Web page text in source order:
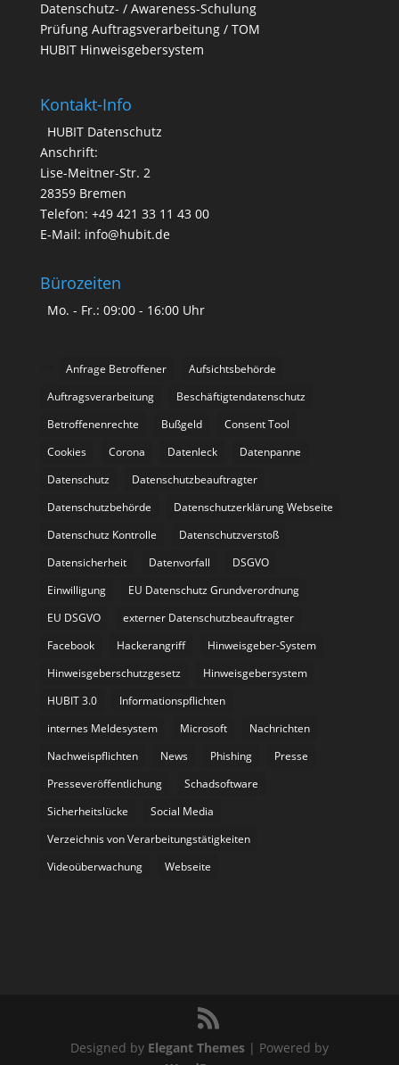
Datenschutz- / Awareness-Schulung
Prüfung Auftragsverarbeitung / TOM
HUBIT Hinweisgebersystem
Kontakt-Info
HUBIT Datenschutz
Anschrift:
Lise-Meitner-Str. 2
28359 Bremen
Telefon: +49 421 33 11 43 00
E-Mail: info@hubit.de
Bürozeiten
Mo. - Fr.: 09:00 - 16:00 Uhr
Anfrage Betroffener
Aufsichtsbehörde
Auftragsverarbeitung
Beschäftigtendatenschutz
Betroffenenrechte
Bußgeld
Consent Tool
Cookies
Corona Datenleck
Datenpanne
Datenschutz
Datenschutzbeauftragter
Datenschutzbehörde
Datenschutzerklärung Webseite
Datenschutz Kontrolle
Datenschutzverstoß
Datensicherheit
Datenvorfall
DSGVO
Einwilligung
EU Datenschutz Grundverordnung
EU DSGVO
externer Datenschutzbeauftragter
Facebook
Hackerangriff
Hinweisgeber-System
Hinweisgeberschutzgesetz
Hinweisgebersystem
HUBIT 3.0
Informationspflichten
internes Meldesystem
Microsoft
Nachrichten
Nachweispflichten
News Phishing
Presse
Presseveröffentlichung
Schadsoftware
Sicherheitslücke
Social Media
Verzeichnis von Verarbeitungstätigkeiten
Videoüberwachung
Webseite
Designed by Elegant Themes| Powered by